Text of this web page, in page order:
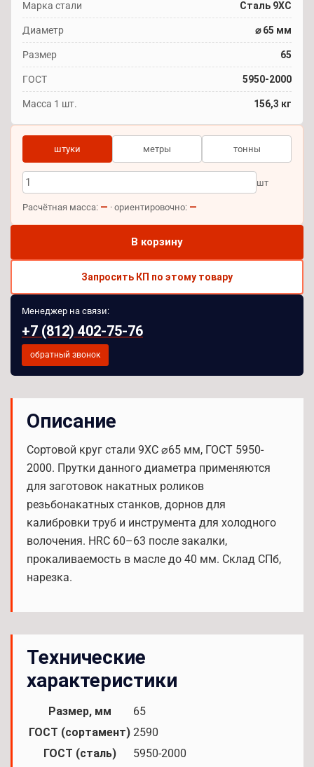
Марка стали Сталь 9ХС
Диаметр ⌀ 65 мм
Размер 65
ГОСТ 5950-2000
Масса 1 шт. 156,3 кг
штуки метры тонны
шт
Расчётная масса: — · ориентировочно: —
В корзину
Запросить КП по этому товару
Менеджер на связи:
+7 (812) 402-75-76
обратный звонок
Описание
Сортовой круг стали 9ХС ⌀65 мм, ГОСТ 5950-
2000. Прутки данного диаметра применяются
для заготовок накатных роликов
резьбонакатных станков, дорнов для
калибровки труб и инструмента для холодного
волочения. HRC 60–63 после закалки,
прокаливаемость в масле до 40 мм. Склад СПб,
нарезка.
Технические
характеристики
Размер, мм
65
ГОСТ (сортамент) 2590
ГОСТ (сталь)
5950-2000